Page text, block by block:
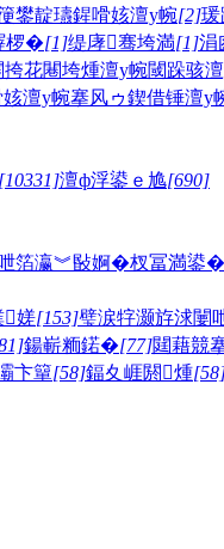
鐢靛瓙鍟嗗姟澶у帵[2]
椤�[1]缇庨骞垮満[1]涓
挎花闀垮煄澶у帵閾跺骇
澶у帵搴风ゥ鍥借锤澶у
[10331]澶ф浮鍙ｅ尯[690]
箔瀛︾敯婀�杈冨満鍙�
嫅[153]璧涙牸灏斿浗闄
鍚嶄粫鍩�[77]閮藉競
卞簞[58]鍢夊崕閼煄